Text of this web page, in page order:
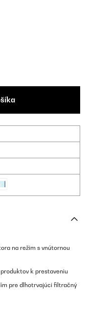
na režim s vnútornou
k prestaveniu
pre dlhotrvajúci filtračný